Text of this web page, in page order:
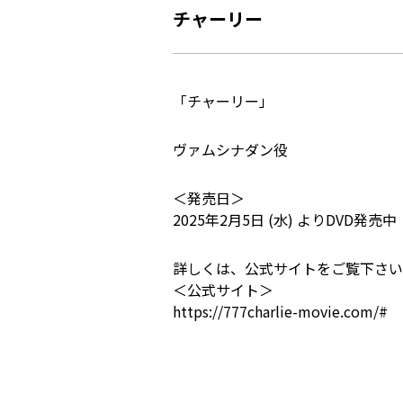
チャーリー
「チャーリー」
ヴァムシナダン役
＜発売日＞
2025年2月5日 (水) よりDVD発売中
詳しくは、公式サイトをご覧下さ
＜公式サイト＞
https://777charlie-movie.com/#